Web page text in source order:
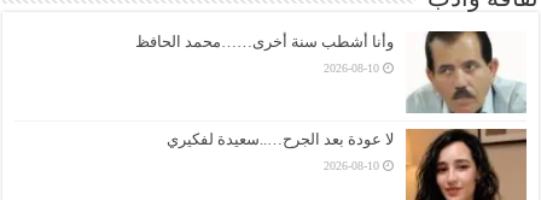
وأنا أشطب سنة أخرى……محمد الحافظ
2026-08-10
لا عودة بعد الجرح…..سعيدة لفكيري
2026-08-10